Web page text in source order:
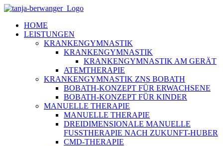
Zum
springenHOME
LEISTUNGEN
KRANKENGYMNASTIK
KRANKENGYMNASTIK
KRANKENGYMNASTIK AM GERÄT
ATEMTHERAPIE
KRANKENGYMNASTIK ZNS BOBATH
BOBATH-KONZEPT FÜR ERWACHSENE
BOBATH-KONZEPT FÜR KINDER
MANUELLE THERAPIE
MANUELLE THERAPIE
DREIDIMENSIONALE MANUELLE
FUSSTHERAPIE NACH ZUKUNFT-HUBER
CMD-THERAPIE